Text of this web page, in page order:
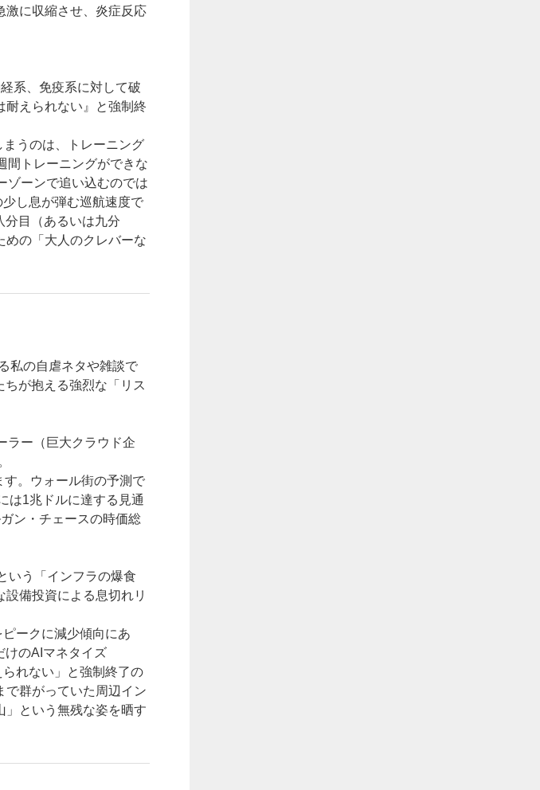
激に収縮させ、炎症反応
系、免疫系に対して破
耐えられない』と強制終
うのは、トレーニング
間トレーニングができな
ゾーンで追い込むのでは
し息が弾む巡航速度で
分目（あるいは九分
めの「大人のクレバーな
私の自虐ネタや雑談で
が抱える強烈な「リス
ラー（巨大クラウド企
。ウォール街の予測で
は1兆ドルに達する見通
ン・チェースの時価総
いう「インフラの爆食
備投資による息切れリ
ークに減少傾向にあ
けのAIマネタイズ
れない」と強制終了の
で群がっていた周辺イン
」という無残な姿を晒す